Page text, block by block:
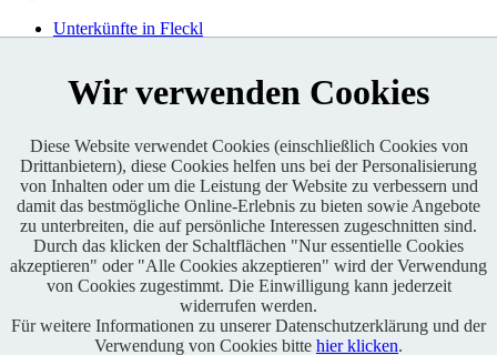
Unterkünfte in Fleckl
Enduro One Series Partner
Copyright © 2021 BABOONS GmbH. Alle Rechte vorbehalten.
Wir verwenden Cookies
Diese Website verwendet Cookies (einschließlich Cookies von
Drittanbietern), diese Cookies helfen uns bei der Personalisierung
von Inhalten oder um die Leistung der Website zu verbessern und
damit das bestmögliche Online-Erlebnis zu bieten sowie Angebote
zu unterbreiten, die auf persönliche Interessen zugeschnitten sind.
Durch das klicken der Schaltflächen "Nur essentielle Cookies
akzeptieren" oder "Alle Cookies akzeptieren" wird der Verwendung
von Cookies zugestimmt. Die Einwilligung kann jederzeit
widerrufen werden.
Für weitere Informationen zu unserer Datenschutzerklärung und der
Verwendung von Cookies bitte hier klicken.